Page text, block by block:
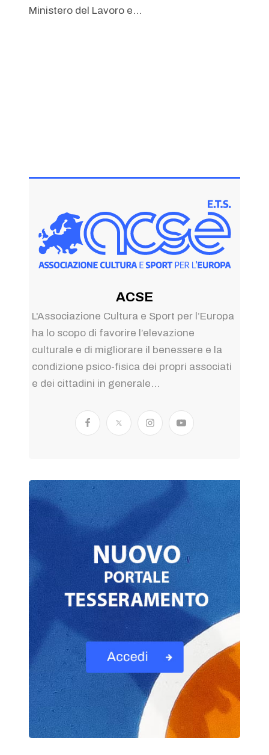
Ministero del Lavoro e...
ACSE
L'Associazione Cultura e Sport per l’Europa
ha lo scopo di favorire l’elevazione
culturale e di migliorare il benessere e la
condizione psico-fisica dei propri associati
e dei cittadini in generale...